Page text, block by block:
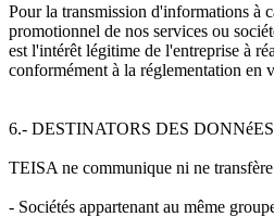
Pour la transmission d'informations à
promotionnel de nos services ou
est l'intérêt légitime de l'entreprise à
conformément à la réglementation en
6.- DESTINATORS DES DONNéES
TEISA ne communique ni ne
- Sociétés appartenant au même